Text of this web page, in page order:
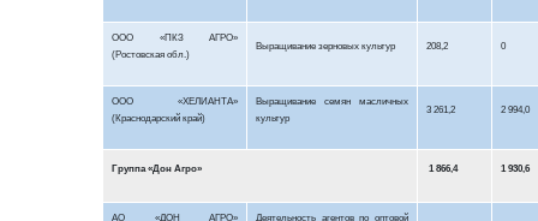
ООО «ПКЗ АГРО»
(Ростовская обл.)
Выращивание зерновых культур 208,2 0
ООО «ХЕЛИАНТА»
(Краснодарский край)
Выращивание семян масличных
культур
3 261,2 2 994,0
Группа «Дон Агро» 1 866,4 1 930,6
АО «ДОН АГРО»
Деятельность агентов по оптовой